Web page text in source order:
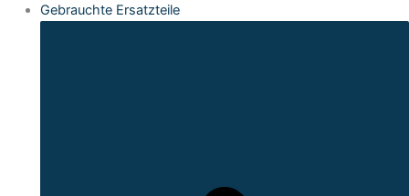
Gebrauchte Ersatzteile